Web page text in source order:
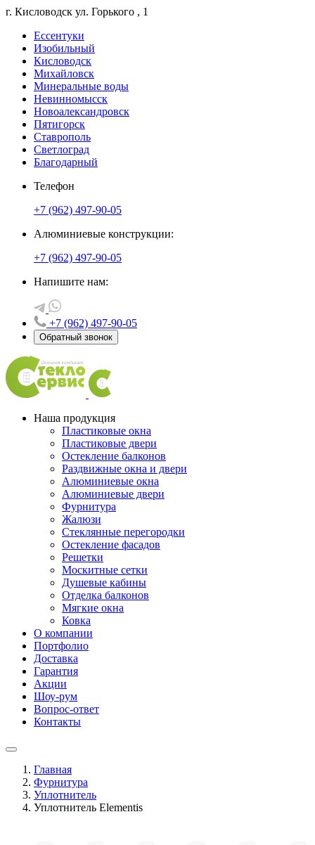
г. Кисловодск ул. Горького , 1
Ессентуки
Изобильный
Кисловодск
Михайловск
Минеральные воды
Невинномысск
Новоалександровск
Пятигорск
Ставрополь
Светлоград
Благодарный
Телефон
+7 (962) 497-90-05
Алюминиевые конструкции:
+7 (962) 497-90-05
Напишите нам:
+7 (962) 497-90-05
Обратный звонок
Наша продукция
Пластиковые окна
Пластиковые двери
Остекление балконов
Раздвижные окна и двери
Алюминиевые окна
Алюминиевые двери
Фурнитура
Жалюзи
Стеклянные перегородки
Остекление фасадов
Решетки
Москитные сетки
Душевые кабины
Отделка балконов
Мягкие окна
Ковка
О компании
Портфолио
Доставка
Гарантия
Акции
Шоу-рум
Вопрос-ответ
Контакты
Главная
Фурнитура
Уплотнитель
Уплотнитель Elementis